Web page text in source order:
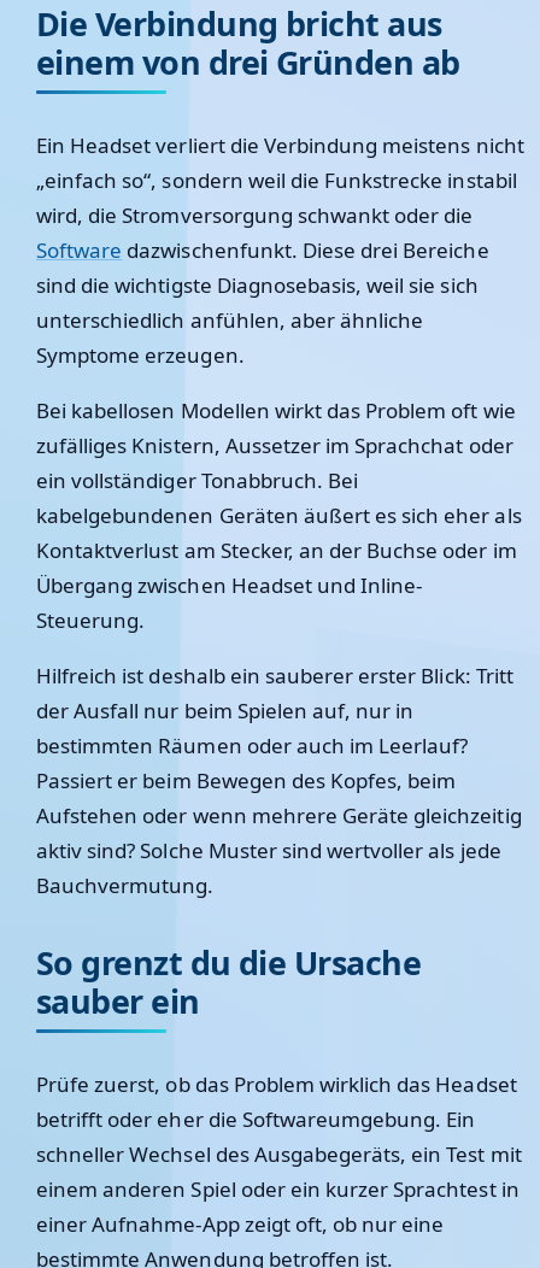
Die Verbindung bricht aus
einem von drei Gründen ab
Ein Headset verliert die Verbindung meistens nicht
„einfach so“, sondern weil die Funkstrecke instabil
wird, die Stromversorgung schwankt oder die
Software dazwischenfunkt. Diese drei Bereiche
sind die wichtigste Diagnosebasis, weil sie sich
unterschiedlich anfühlen, aber ähnliche
Symptome erzeugen.
Bei kabellosen Modellen wirkt das Problem oft wie
zufälliges Knistern, Aussetzer im Sprachchat oder
ein vollständiger Tonabbruch. Bei
kabelgebundenen Geräten äußert es sich eher als
Kontaktverlust am Stecker, an der Buchse oder im
Übergang zwischen Headset und Inline-
Steuerung.
Hilfreich ist deshalb ein sauberer erster Blick: Tritt
der Ausfall nur beim Spielen auf, nur in
bestimmten Räumen oder auch im Leerlauf?
Passiert er beim Bewegen des Kopfes, beim
Aufstehen oder wenn mehrere Geräte gleichzeitig
aktiv sind? Solche Muster sind wertvoller als jede
Bauchvermutung.
So grenzt du die Ursache
sauber ein
Prüfe zuerst, ob das Problem wirklich das Headset
betrifft oder eher die Softwareumgebung. Ein
schneller Wechsel des Ausgabegeräts, ein Test mit
einem anderen Spiel oder ein kurzer Sprachtest in
einer Aufnahme-App zeigt oft, ob nur eine
bestimmte Anwendung betroffen ist.